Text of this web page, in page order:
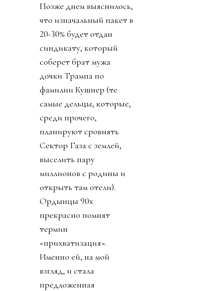
Позже днем выяснилось,
что изначальный пакет в
20-30% будет отдан
синдикату, который
соберет брат мужа
дочки Трампа по
фамилии Кушнер (те
самые дельцы, которые,
среди прочего,
планируют сровнять
Сектор Газа с землей,
выселить пару
миллионов с родины и
открыть там отели).
Ордынцы 90х
прекрасно помнят
термин
«прихватизация».
Именно ей, на мой
взгляд, и стала
предложенная